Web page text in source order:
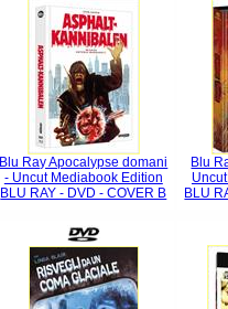
Blu Ray Apocalypse domani
- Uncut Mediabook Edition
BLU RAY - DVD - COVER B
Blu
BLU